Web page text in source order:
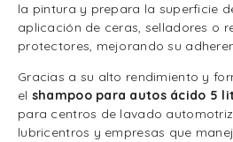
la pintura y prepara la superficie
aplicación de ceras, selladores o
protectores, mejorando su
Gracias a su alto rendimiento y
el shampoo para autos ácido 5
para centros de lavado
lubricentros y empresas que